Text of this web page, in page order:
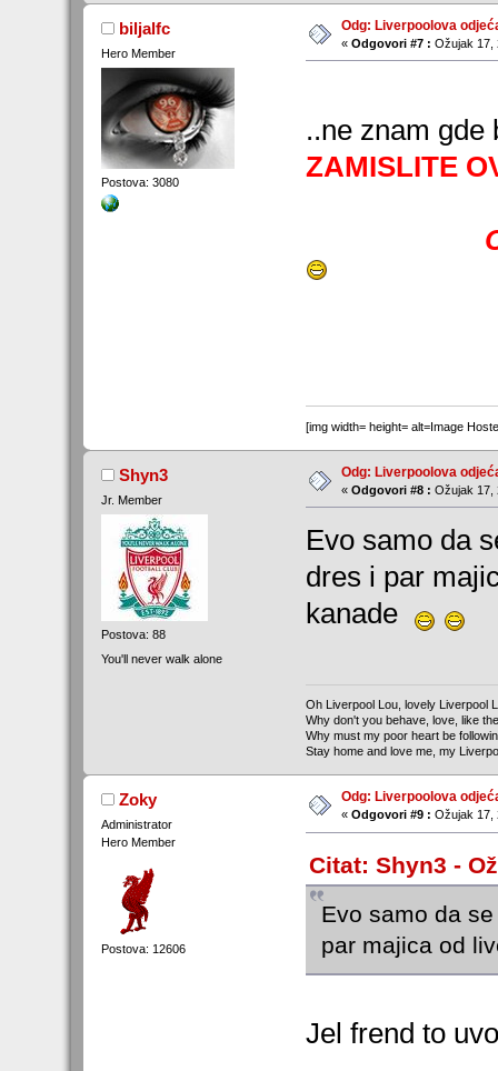
biljalfc
Hero Member
Postova: 3080
Odg: Liverpoolova
« Odgovori #7 : Ožujak 17,
..ne znam
ZAMISLITE
[img width= height= alt=Image
Shyn3
Jr. Member
Postova: 88
You'll never walk alone
Odg: Liverpoolova
« Odgovori #8 : Ožujak 17,
Evo samo da
dres i par
kanade
Oh Liverpool Lou, lovely Liverpool
Why don't you behave, love, like
Why must my poor heart be
Stay home and love me, my
Zoky
Administrator
Hero Member
Postova: 12606
Odg: Liverpoolova
« Odgovori #9 : Ožujak 17,
Citat: Shyn3 -
Evo samo da
par majica od
Jel frend to